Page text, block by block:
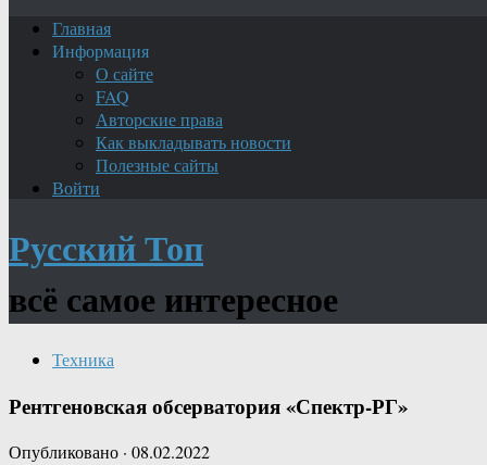
Главная
Информация
О сайте
FAQ
Авторские права
Как выкладывать новости
Полезные сайты
Войти
Русский Топ
всё самое интересное
Техника
Рентгеновская обсерватория «Спектр-РГ»
Опубликовано · 08.02.2022